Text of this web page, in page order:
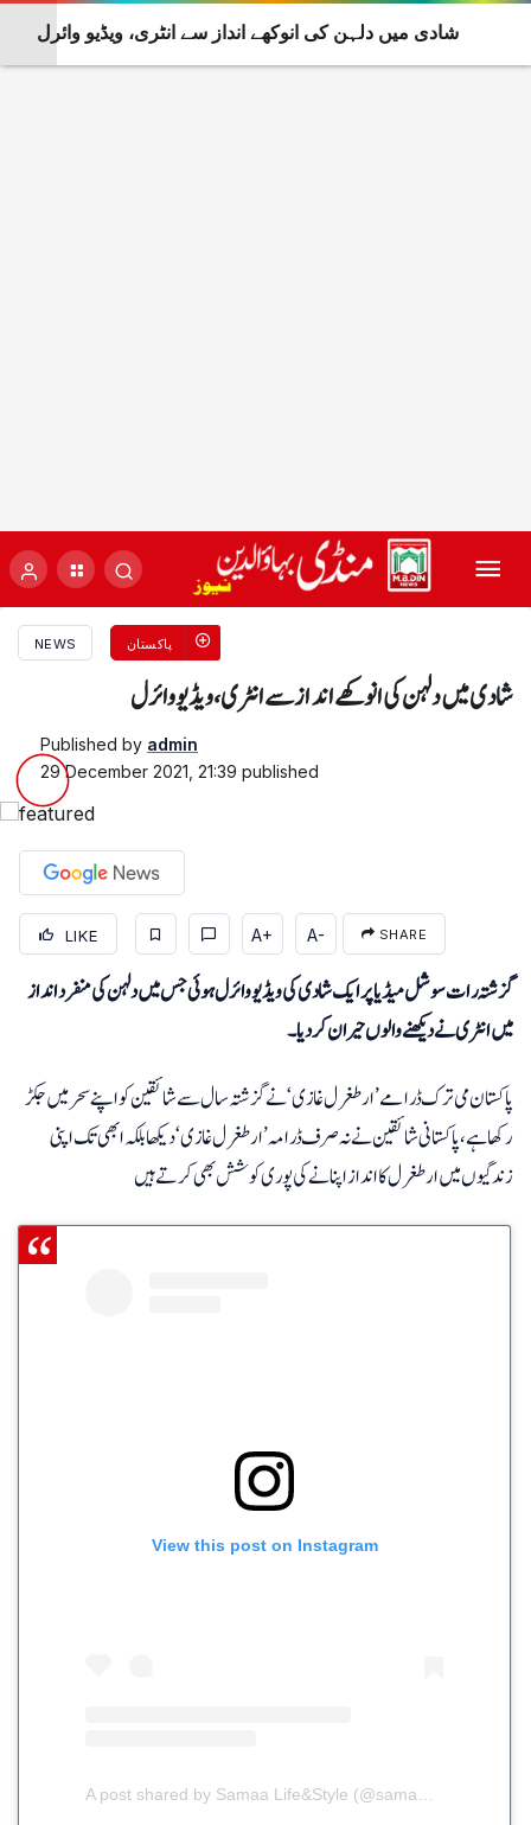
NEWS پاکستان
شادی میں دلہن کی انوکھے انداز سے انٹری، ویڈیو وائرل
Published by admin
29 December 2021, 21:39 published
LIKE A+ A- SHARE
گزشتہ رات سوشل میڈیا پر ایک شادی کی ویڈیو وائرل ہوئی جس میں دلہن کی منفرد انداز
میں انٹری نے دیکھنے والوں حیران کردیا ۔
پاکستان می ترک ڈرامے’ارطغرل غازی‘نے گزشتہ سال سے شائقین کو اپنے سحر میں جکڑ
رکھا ہے، پاکستانی شائقین نے نہ صرف ڈرامہ’ارطغرل غازی‘دیکھا بلکہ ابھی تک اپنی
زندگیوں میں ارطغرل کا انداز اپنانے کی پوری کوشش بھی کرتے ہیں
View this post on Instagram
A post shared by Samaa Life&Style (@samaalifeandstyle)
شادی میں دلہن کی انوکھے انداز سے انٹری، ویڈیو وائرل